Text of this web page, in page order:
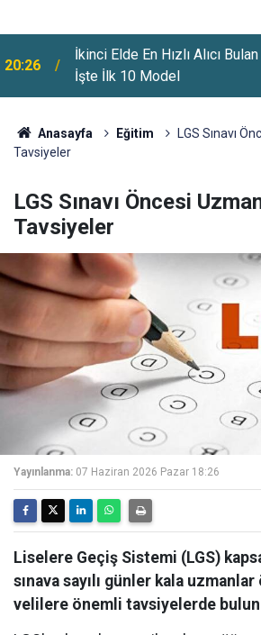
20:00
Vergi, SGK Ve MTV Borçlarına
Başvurularda Son Tarih
Anasayfa Eğitim
LGS Sınavı
Tavsiyeler
LGS Sınavı Öncesi
Tavsiyeler
Yayınlanma: 07 Haziran 2026 Pazar 18:26
Liselere Geçiş Sistemi (LGS)
sınava sayılı günler kala
velilere önemli tavsiyelerde